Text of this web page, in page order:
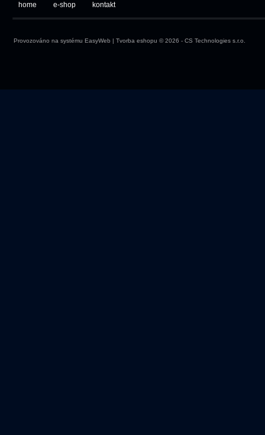
home e-shop kontakt
Provozováno na systému EasyWeb | Tvorba eshopu © 2026 - CS Technologies s.r.o.